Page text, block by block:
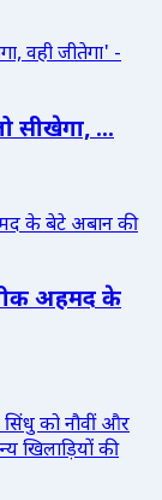
सीखेगा, ...
अहमद के